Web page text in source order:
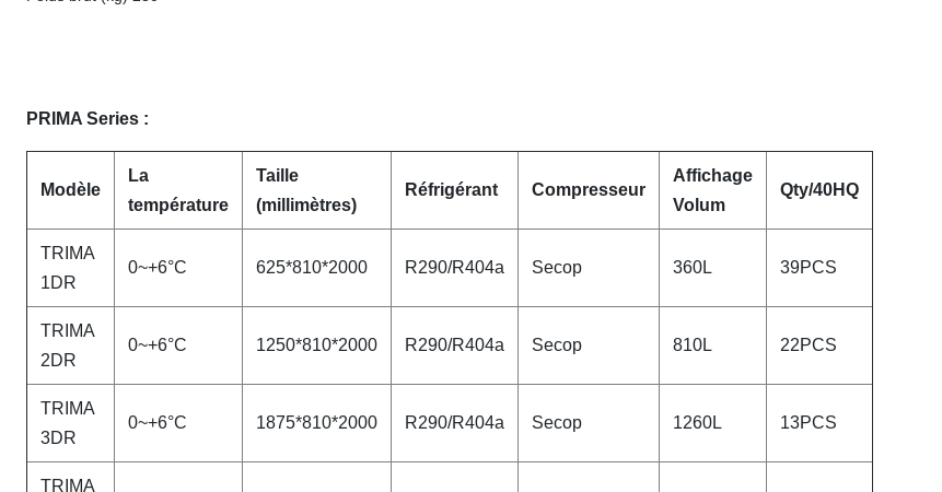
PRIMA Series :
Modèle
La
température
Taille
(millimètres)
Réfrigérant Compresseur
Affichage
Volum
Qty/40HQ
TRIMA
1DR
0~+6°C 625*810*2000 R290/R404a Secop 360L 39PCS
TRIMA
2DR
0~+6°C 1250*810*2000 R290/R404a Secop 810L 22PCS
TRIMA
3DR
0~+6°C 1875*810*2000 R290/R404a Secop 1260L 13PCS
TRIMA